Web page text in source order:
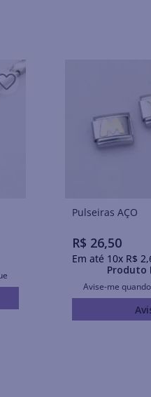
Pulseiras AÇO
R$ 26,50
Em até 10x R$ 2,
Produto
Avise-me